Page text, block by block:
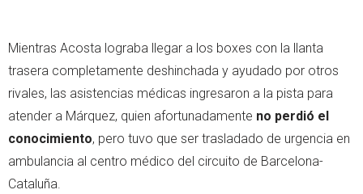
Mientras Acosta lograba llegar a los boxes con la llanta
trasera completamente deshinchada y ayudado por otros
rivales, las asistencias médicas ingresaron a la pista para
atender a Márquez, quien afortunadamente no perdió el
conocimiento, pero tuvo que ser trasladado de urgencia en
ambulancia al centro médico del circuito de Barcelona-
Cataluña.